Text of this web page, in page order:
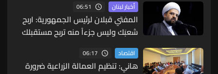
أخبار لبنان 06:51
المفتي قبلان لرئيس الجمهورية: اربح
شعبَك وليس جزءاً منه تربح مستقبلك
الوطني
اقتصاد 06:17
هاني: تنظيم العمالة الزراعية ضرورة